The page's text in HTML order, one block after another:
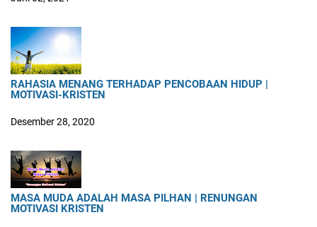
RAHASIA MENANG TERHADAP PENCOBAAN HIDUP |
MOTIVASI-KRISTEN
Desember 28, 2020
MASA MUDA ADALAH MASA PILHAN | RENUNGAN
MOTIVASI KRISTEN